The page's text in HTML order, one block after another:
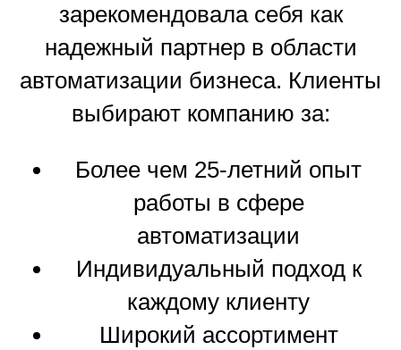
зарекомендовала себя как
надежный партнер в области
автоматизации бизнеса. Клиенты
выбирают компанию за:
Более чем 25-летний опыт
работы в сфере
автоматизации
Индивидуальный подход к
каждому клиенту
Широкий ассортимент